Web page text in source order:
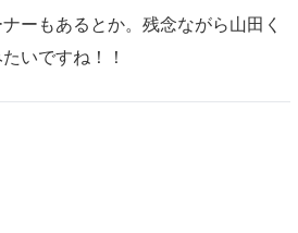
ーもあるとか。残念ながら山田く
いですね！！